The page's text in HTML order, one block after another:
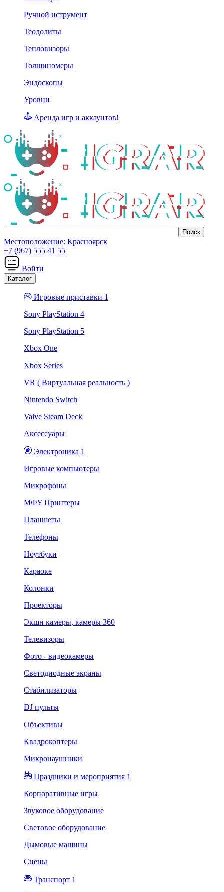
Ручной иструмент
Теодолиты
Тепловизоры
Толщиномеры
Эндоскопы
Уровни
Аренда игр и аккаунтов!
Местоположение: Красноярск
+7 (967) 555 41 55
Войти
Каталог
Игровые приставки 1
Sony PlayStation 4
Sony PlayStation 5
Xbox One
Xbox Series
VR ( Виртуальная реальность )
Nintendo Switch
Valve Steam Deck
Аксессуары
Электроника 1
Игровые компьютеры
Микрофоны
МФУ Принтеры
Планшеты
Телефоны
Ноутбуки
Караоке
Колонки
Проекторы
Экшн камеры, камеры 360
Телевизоры
Фото - видеокамеры
Светодиодные экраны
Стабилизаторы
DJ пульты
Объективы
Квадрокоптеры
Микронаушники
Праздники и мероприятия 1
Корпоративные игры
Звуковое оборудование
Световое оборудование
Дымовые машины
Сцены
Транспорт 1